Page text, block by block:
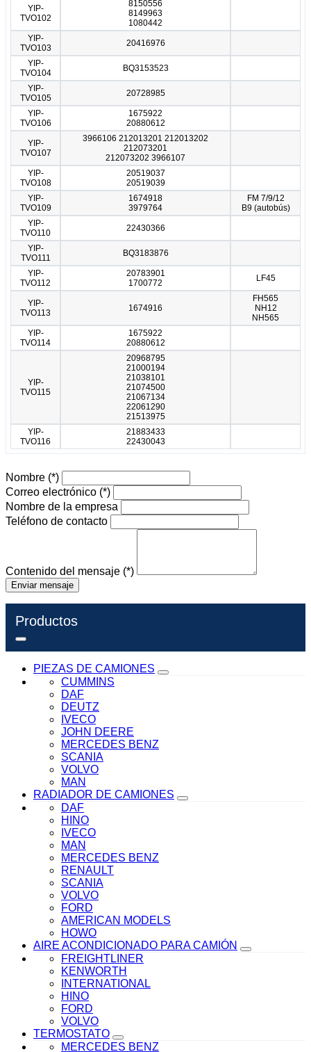
YIP-
TVO102
8150556
8149963
1080442
YIP-
TVO103
20416976
YIP-
TVO104
BQ3153523
YIP-
TVO105
20728985
YIP-
TVO106
1675922
20880612
YIP-
TVO107
3966106 212013201 212013202
212073201
212073202 3966107
YIP-
TVO108
20519037
20519039
YIP-
TVO109
1674918
3979764
FM 7/9/12
B9 (autobús)
YIP-
TVO110
22430366
YIP-
TVO111
BQ3183876
YIP-
TVO112
20783901
1700772
LF45
YIP-
TVO113
1674916
FH565
NH12
NH565
YIP-
TVO114
1675922
20880612
YIP-
TVO115
20968795
21000194
21038101
21074500
21067134
22061290
21513975
YIP-
TVO116
21883433
22430043
Nombre (*)
Correo electrónico (*)
Nombre de la empresa
Teléfono de contacto
Contenido del mensaje (*)
Enviar mensaje
Productos
PIEZAS DE CAMIONES
CUMMINS
DAF
DEUTZ
IVECO
JOHN DEERE
MERCEDES BENZ
SCANIA
VOLVO
MAN
RADIADOR DE CAMIONES
DAF
HINO
IVECO
MAN
MERCEDES BENZ
RENAULT
SCANIA
VOLVO
FORD
AMERICAN MODELS
HOWO
AIRE ACONDICIONADO PARA CAMIÓN
FREIGHTLINER
KENWORTH
INTERNATIONAL
HINO
FORD
VOLVO
TERMOSTATO
MERCEDES BENZ